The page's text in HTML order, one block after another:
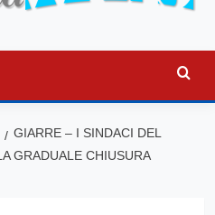
GIARRE – I SINDACI DEL
GRADUALE CHIUSURA